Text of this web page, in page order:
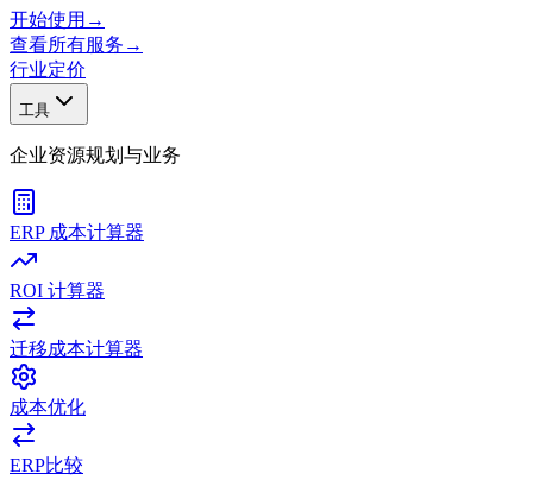
开始使用 →
查看所有服务 →
行业定价
工具
企业资源规划与业务
ERP 成本计算器
ROI 计算器
迁移成本计算器
成本优化
ERP比较